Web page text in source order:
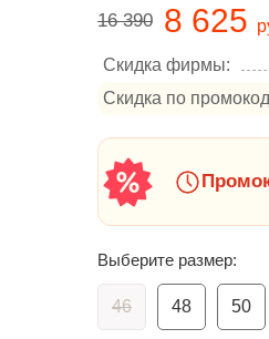
16 390 8 625
Скидка фирмы:
Скидка по
Выберите размер:
46 48 50